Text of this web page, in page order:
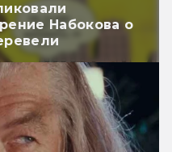
Набокова о